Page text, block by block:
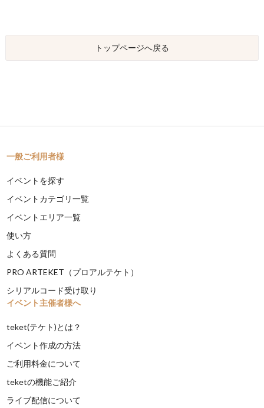
トップページへ戻る
一般ご利用者様
イベントを探す
イベントカテゴリ一覧
イベントエリア一覧
使い方
よくある質問
PRO ARTEKET（プロアルテケト）
シリアルコード受け取り
イベント主催者様へ
teket(テケト)とは？
イベント作成の方法
ご利用料金について
teketの機能ご紹介
ライブ配信について